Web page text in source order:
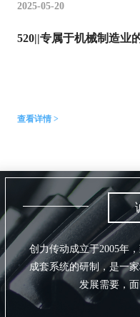
2025-05-20
520||专属于机械制造业
查看详情 >
创力传动成立于2005年
成套系统的研制，是一
发展需要，